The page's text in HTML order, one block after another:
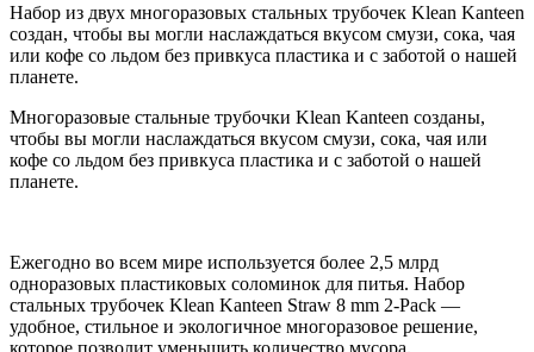
Набор из двух многоразовых стальных трубочек Klean Kanteen
создан, чтобы вы могли наслаждаться вкусом смузи, сока, чая
или кофе со льдом без привкуса пластика и с заботой о нашей
планете.
Многоразовые стальные трубочки Klean Kanteen созданы,
чтобы вы могли наслаждаться вкусом смузи, сока, чая или
кофе со льдом без привкуса пластика и с заботой о нашей
планете.
Ежегодно во всем мире используется более 2,5 млрд
одноразовых пластиковых соломинок для питья. Набор
стальных трубочек Klean Kanteen Straw 8 mm 2-Pack —
удобное, стильное и экологичное многоразовое решение,
которое позволит уменьшить количество мусора.